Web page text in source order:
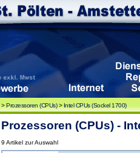
>Prozessoren (CPUs)> Intel CPUs (Sockel 1700)
Prozessoren (CPUs) -
9 Artikel zur Auswahl